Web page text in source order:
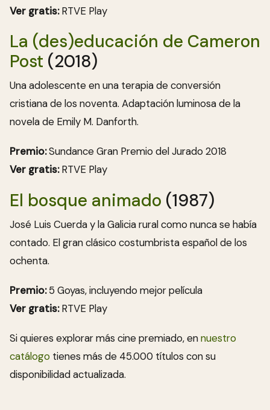
Ver gratis:RTVE Play
La (des)educación de Cameron
Post (2018)
Una adolescente en una terapia de conversión
cristiana de los noventa. Adaptación luminosa de la
novela de Emily M. Danforth.
Premio:Sundance Gran Premio del Jurado 2018
Ver gratis:RTVE Play
El bosque animado (1987)
José Luis Cuerda y la Galicia rural como nunca se había
contado. El gran clásico costumbrista español de los
ochenta.
Premio:5 Goyas, incluyendo mejor película
Ver gratis:RTVE Play
Si quieres explorar más cine premiado, ennuestro
catálogo tienes más de 45.000 títulos con su
disponibilidad actualizada.